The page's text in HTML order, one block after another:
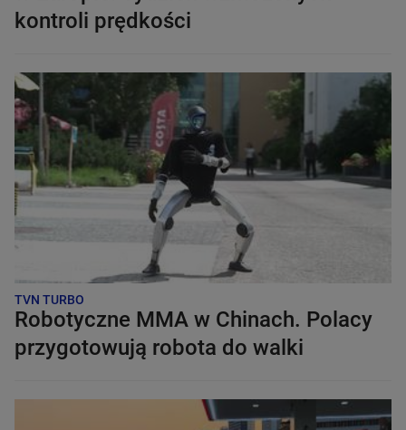
kontroli prędkości
TVN TURBO
Robotyczne MMA w Chinach. Polacy
przygotowują robota do walki